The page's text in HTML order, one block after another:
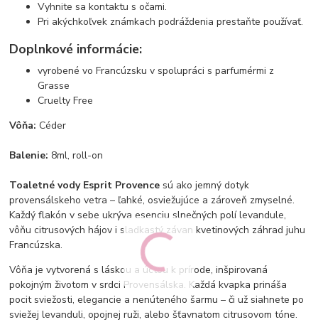
Vyhnite sa kontaktu s očami.
Pri akýchkoľvek známkach podráždenia prestaňte používať.
Doplnkové informácie:
vyrobené vo Francúzsku v spolupráci s parfumérmi z
Grasse
Cruelty Free
Vôňa: Céder
Balenie: 8ml, roll-on
Toaletné vody Esprit Provence sú ako jemný dotyk
provensálskeho vetra – ľahké, osviežujúce a zároveň zmyselné.
Každý flakón v sebe ukrýva esenciu slnečných polí levandule,
vôňu citrusových hájov i sladkastý závan kvetinových záhrad juhu
Francúzska.
Vôňa je vytvorená s láskou a úctou k prírode, inšpirovaná
pokojným životom v srdci Provensálska. Každá kvapka prináša
pocit sviežosti, elegancie a nenúteného šarmu – či už siahnete po
sviežej levanduli, opojnej ruži, alebo šťavnatom citrusovom tóne.